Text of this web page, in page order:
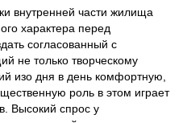
внутренней части жилища
характера перед
согласованный с
не только творческому
изо дня в день комфортную,
роль в этом играет
Высокий спрос у